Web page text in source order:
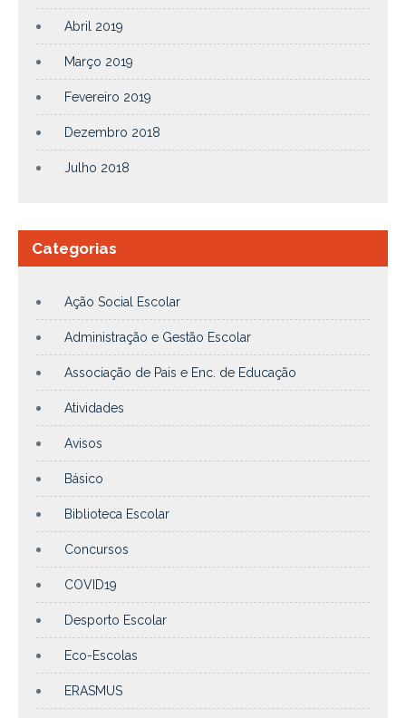
Abril 2019
Março 2019
Fevereiro 2019
Dezembro 2018
Julho 2018
Categorias
Ação Social Escolar
Administração e Gestão Escolar
Associação de Pais e Enc. de Educação
Atividades
Avisos
Básico
Biblioteca Escolar
Concursos
COVID19
Desporto Escolar
Eco-Escolas
ERASMUS